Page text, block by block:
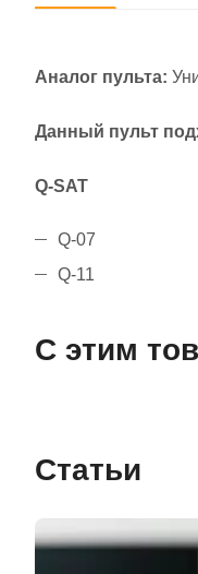
Аналог пульта:
Данный пульт
Q-SAT
Q-07
Q-11
С этим
Статьи